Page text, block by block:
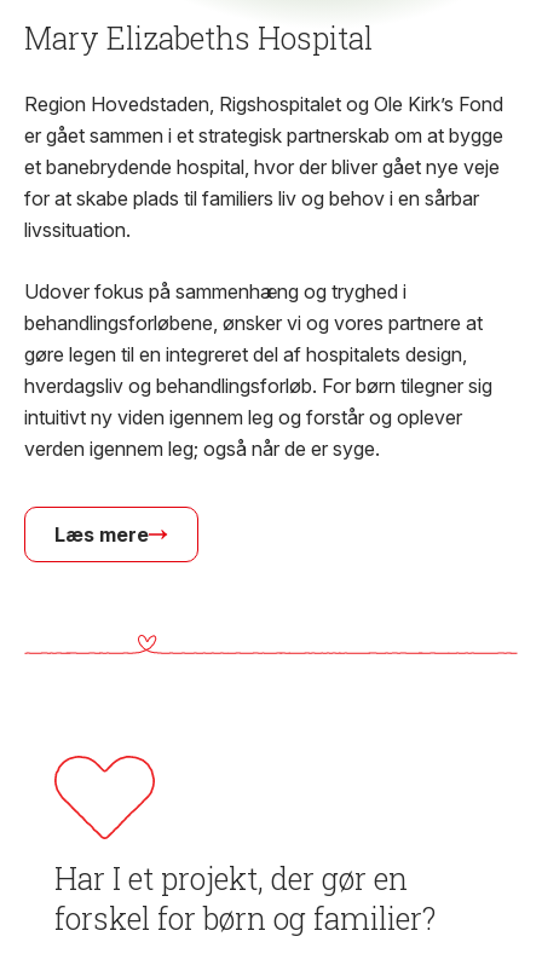
Mary Elizabeths Hospital
Region Hovedstaden, Rigshospitalet og Ole Kirk’s Fond
er gået sammen i et strategisk partnerskab om at bygge
et banebrydende hospital, hvor der bliver gået nye veje
for at skabe plads til familiers liv og behov i en sårbar
livssituation.
Udover fokus på sammenhæng og tryghed i
behandlingsforløbene, ønsker vi og vores partnere at
gøre legen til en integreret del af hospitalets design,
hverdagsliv og behandlingsforløb. For børn tilegner sig
intuitivt ny viden igennem leg og forstår og oplever
verden igennem leg; også når de er syge.
Læs mere
Har I et projekt, der gør en
forskel for børn og familier?